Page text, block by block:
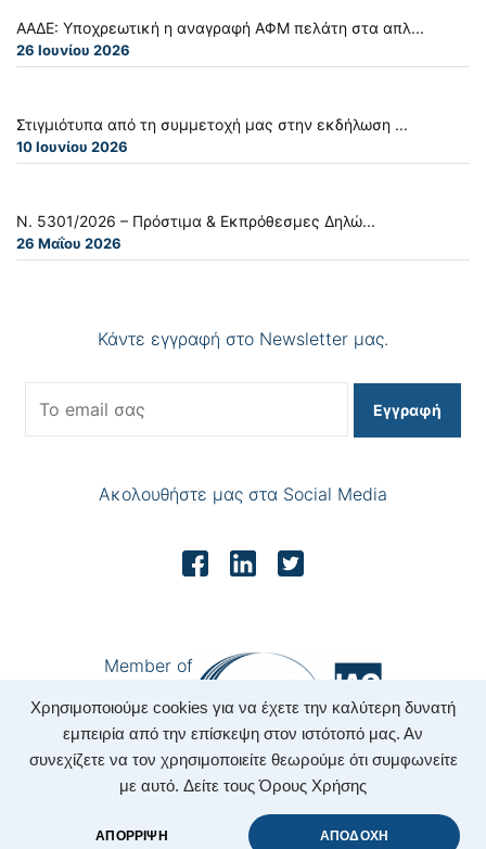
Χρησιμοποιούμε cookies για να έχετε την καλύτερη δυνατή
εμπειρία από την επίσκεψη στον ιστότοπό μας. Αν
συνεχίζετε να τον χρησιμοποιείτε θεωρούμε ότι συμφωνείτε
με αυτό. Δείτε τους Όρους Χρήσης
ΑΠΟΡΡΙΨΗ ΑΠΟΔΟΧΗ
ΑΑΔΕ: Υποχρεωτική η αναγραφή ΑΦΜ πελάτη στα απλ...
26 Ιουνίου 2026
Στιγμιότυπα από τη συμμετοχή μας στην εκδήλωση ...
10 Ιουνίου 2026
Ν. 5301/2026 – Πρόστιμα & Εκπρόθεσμες Δηλώ...
26 Μαΐου 2026
Κάντε εγγραφή στο Newsletter μας.
Εγγραφή
Ακολουθήστε μας στα Social Media
Member of
Copyright 2022 Nepa - New Enterprising Progressive